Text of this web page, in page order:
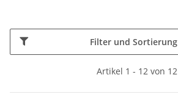
Filter und Sortierung
Artikel 1 - 12 von 12